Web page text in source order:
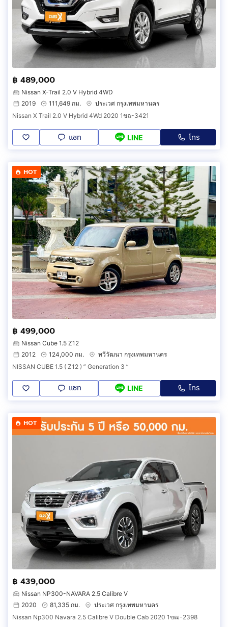
฿ 489,000
Nissan X-Trail 2.0 V Hybrid 4WD
2019
111,649 กม.
ประเวศ กรุงเทพมหานคร
Nissan X Trail 2.0 V Hybrid 4Wd 2020 1ขฉ-3421
แชท LINE โทร
HOT
฿ 499,000
Nissan Cube 1.5 Z12
2012
124,000 กม.
ทวีวัฒนา กรุงเทพมหานคร
NISSAN CUBE 1.5 ( Z12 ) ” Generation 3 ”
แชท LINE โทร
HOT
฿ 439,000
Nissan NP300-NAVARA 2.5 Calibre V
2020
81,335 กม.
ประเวศ กรุงเทพมหานคร
Nissan Np300 Navara 2.5 Calibre V Double Cab 2020 1ขฒ-2398